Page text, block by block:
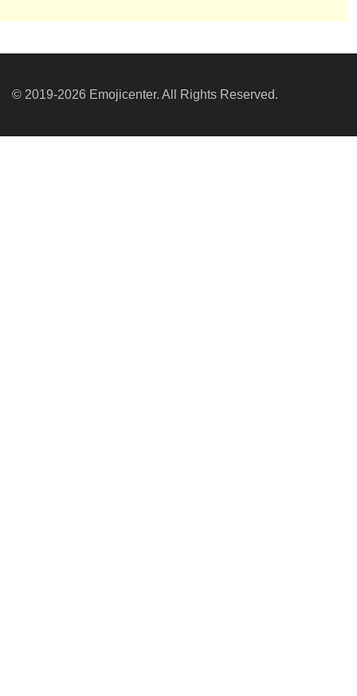
© 2019-2026 Emojicenter. All Rights Reserved.